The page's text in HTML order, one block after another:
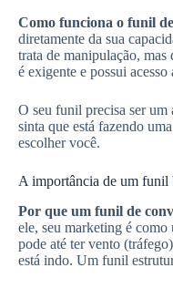
Como funciona o funil
diretamente da sua
trata de manipulação,
é exigente e possui
O seu funil precisa ser um
sinta que está fazendo
escolher você.
A importância de um funil
Por que um funil de
ele, seu marketing é
pode até ter vento
está indo. Um funil